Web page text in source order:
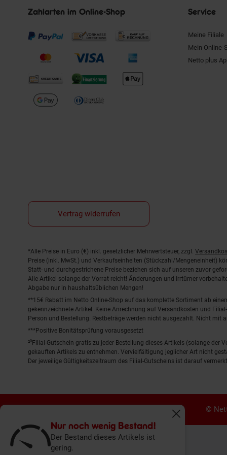
Nur noch wenig Bestand!
Der Bestand dieses Artikels ist
gering.
Fenster
Zahlarten im Online-Shop Service
Meine Filiale
Mein Online-
Netto plus
Vertrag widerrufen
Fußnoten
*Alle Preise in Euro (€) inkl. gesetzlicher Mehrwertsteuer, zzgl.
Preise (inkl. MwSt.) und Verkaufseinheiten (Stückzahl/Mengeneinheit)
Statt- und durchgestrichene Preise beziehen sich auf unseren zuvor
Alle Artikel solange der Vorrat reicht! Änderungen und Irrtümer
Abgabe nur in haushaltsüblichen Mengen!
**15€ Rabatt im Netto Online-Shop auf das komplette Sortiment ab
gekennzeichnete Artikel. Keine Anrechnung auf Versandkosten und
Person und Bestellung. Restbeträge werden nicht ausgezahlt. Nicht mit
***Positive Bonitätsprüfung vorausgesetzt
²⁰Filial-Gutschein gratis zu jeder Bestellung dieses Artikels (solange
gekauften Artikels zu entnehmen. Vervielfältigung jeglicher Art nicht
Der jeweilige Gültigkeitszeitraum des Filial-Gutscheins ist darauf
©